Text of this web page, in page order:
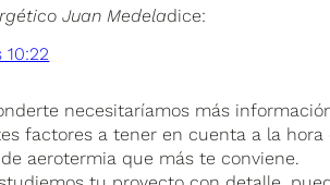
Juan Medeladice:
necesitaríamos más
factores a tener en cuenta a la hora
aerotermia que más te conviene.